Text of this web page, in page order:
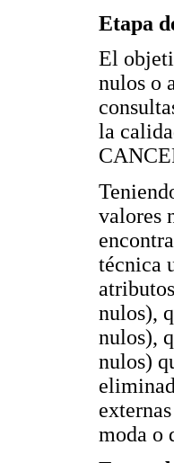
Etapa
El
nulos o
la
valores
técnica
nulos),
nulos),
nulos)
moda o